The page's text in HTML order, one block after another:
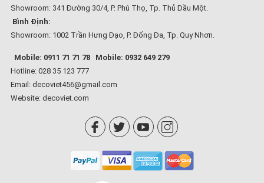
Showroom: 341 Đường 30/4, P. Phú Thọ, Tp. Thủ Dầu Một.
Bình Định:
Showroom: 1002 Trần Hưng Đạo, P. Đống Đa, Tp. Quy Nhơn.
Mobile: 0911 71 71 78
Mobile: 0932 649 279
Hotline: 028 35 123 777
Email: decoviet456@gmail.com
Website: decoviet.com